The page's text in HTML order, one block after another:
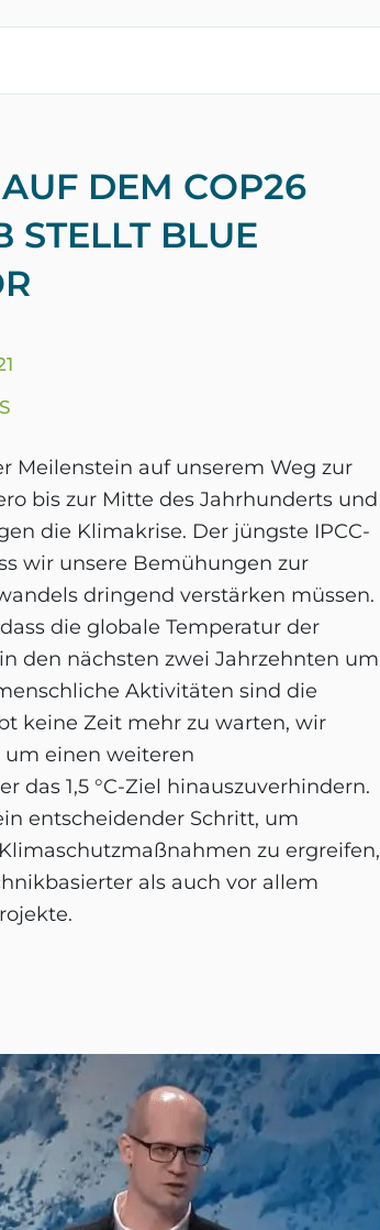
DEM COP26
STELLT BLUE
Meilenstein auf unserem Weg zur
bis zur Mitte des Jahrhunderts und
die Klimakrise. Der jüngste IPCC-
wir unsere Bemühungen zur
dringend verstärken müssen.
die globale Temperatur der
den nächsten zwei Jahrzehnten um
Aktivitäten sind die
keine Zeit mehr zu warten, wir
einen weiteren
das 1,5 °C-Ziel hinauszuverhindern.
entscheidender Schritt, um
zu ergreifen,
als auch vor allem